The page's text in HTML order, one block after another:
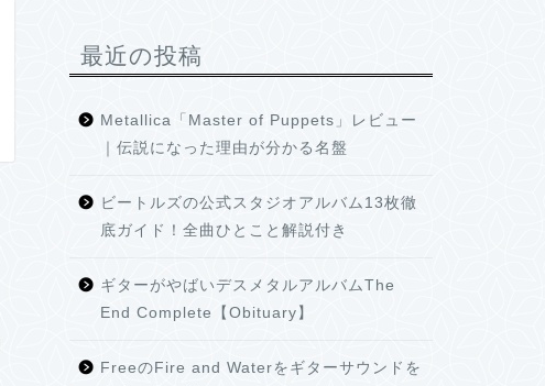
最近の投稿
Metallica「Master of Puppets」レビュー
｜伝説になった理由が分かる名盤
ビートルズの公式スタジオアルバム13枚徹
底ガイド！全曲ひとこと解説付き
ギターがやばいデスメタルアルバムThe
End Complete【Obituary】
FreeのFire and Waterをギターサウンドを